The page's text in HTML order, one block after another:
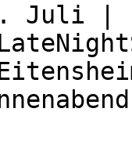
Juli |